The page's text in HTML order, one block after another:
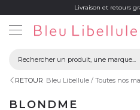
Livraison et retours
RETOUR Bleu Libellule Toutes nos
BLONDME